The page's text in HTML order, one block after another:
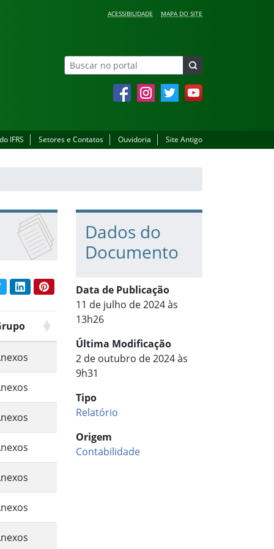
ACESSIBILIDADE MAPA DO SITE
FacebookInstagramTwitter YouTube
IFRS Setores e Contatos Ouvidoria Site Antigo
conteúdo:
TwitterLinkedInPinterest
Dados do
Documento
Data de Publicação
11 de julho de 2024 às
13h26
Última Modificação
2 de outubro de 2024 às
9h31
Tipo
Relatório
Origem
Contabilidade